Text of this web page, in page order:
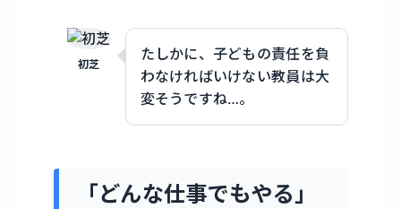
初芝
たしかに、子どもの責任を負
わなければいけない教員は大
変そうですね…。
「どんな仕事でもやる」